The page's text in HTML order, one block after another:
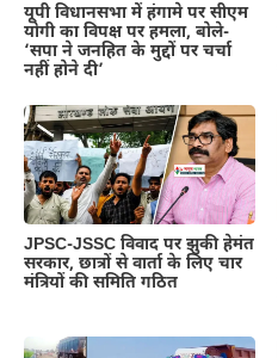
यूपी विधानसभा में हंगामे पर सीएम
योगी का विपक्ष पर हमला, बोले-
‘सपा ने जनहित के मुद्दों पर चर्चा
नहीं होने दी’
JPSC-JSSC विवाद पर झुकी हेमंत
सरकार, छात्रों से वार्ता के लिए चार
मंत्रियों की समिति गठित